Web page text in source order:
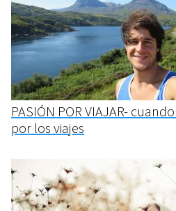
PASIÓN POR VIAJAR-
por los viajes